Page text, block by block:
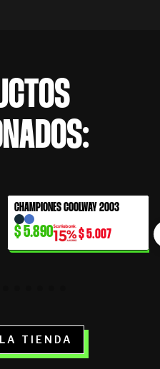
CHAMPIONES COOLWAY 2003
$5.890 $5.007
TIENDA